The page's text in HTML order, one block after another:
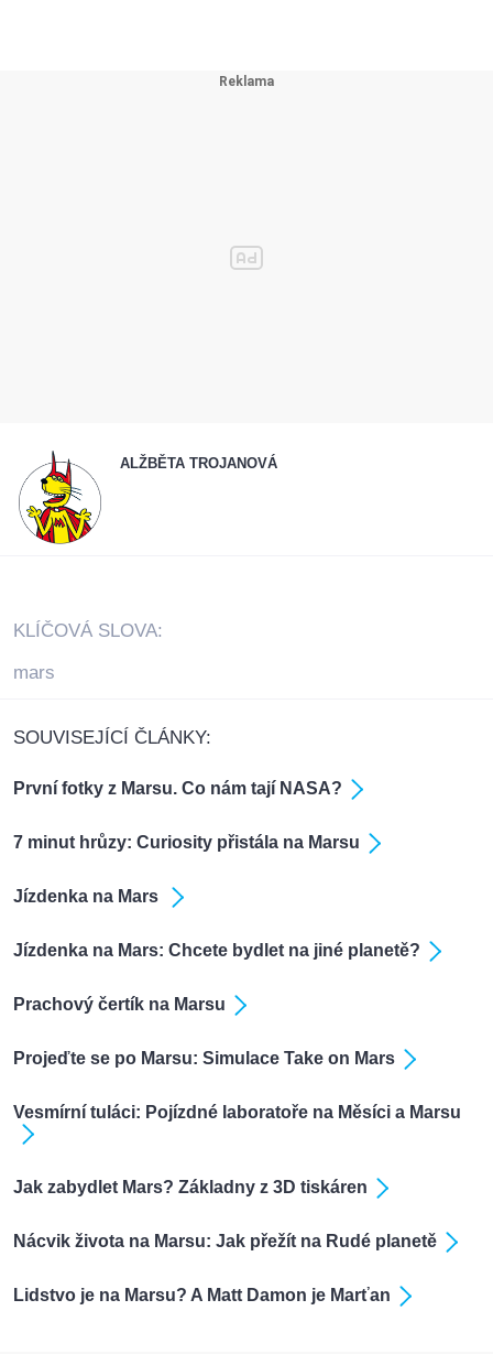
ALŽBĚTA TROJANOVÁ
KLÍČOVÁ SLOVA:
mars
SOUVISEJÍCÍ ČLÁNKY:
První fotky z Marsu. Co nám tají NASA?
7 minut hrůzy: Curiosity přistála na Marsu
Jízdenka na Mars
Jízdenka na Mars: Chcete bydlet na jiné planetě?
Prachový čertík na Marsu
Projeďte se po Marsu: Simulace Take on Mars
Vesmírní tuláci: Pojízdné laboratoře na Měsíci a Marsu
Jak zabydlet Mars? Základny z 3D tiskáren
Nácvik života na Marsu: Jak přežít na Rudé planetě
Lidstvo je na Marsu? A Matt Damon je Marťan